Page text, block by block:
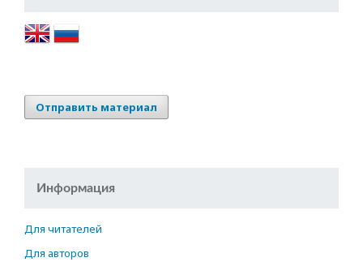
Отправить материал
Информация
Для читателей
Для авторов